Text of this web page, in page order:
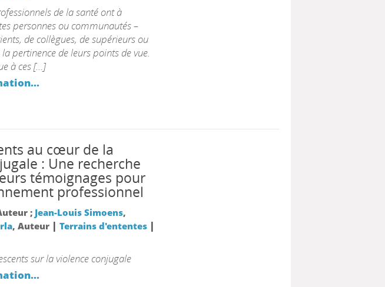
de la santé ont à
personnes ou communautés –
de collègues, de supérieurs ou
pertinence de leurs points de vue.
à ces [...]
au cœur de la
: Une recherche
témoignages pour
professionnel
; Jean-Louis Simoens,
, Auteur | Terrains d'ententes|
sur la violence conjugale